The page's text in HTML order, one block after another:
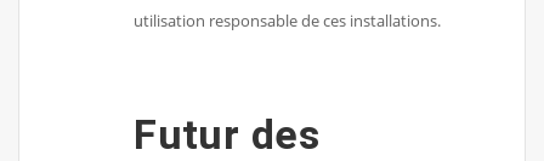
utilisation responsable de ces installations.
Futur des